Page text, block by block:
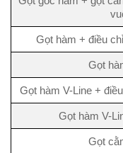
Gọt hàm + điều
Gọt
Gọt hàm V-Line +
Gọt hàm V-
Gọt